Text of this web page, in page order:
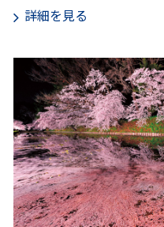
詳細を見る